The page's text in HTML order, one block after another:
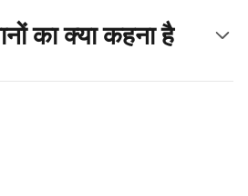
का क्या कहना है